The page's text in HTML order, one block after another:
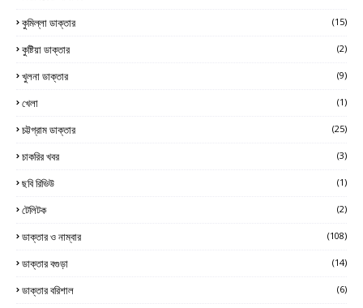
কুমিল্লা ডাক্তার (15)
কুষ্টিয়া ডাক্তার (2)
খুলনা ডাক্তার (9)
খেলা (1)
চট্টগ্রাম ডাক্তার (25)
চাকরির খবর (3)
ছবি রিভিউ (1)
টেলিটক (2)
ডাক্তার ও নাম্বার (108)
ডাক্তার বগুড়া (14)
ডাক্তার বরিশাল (6)